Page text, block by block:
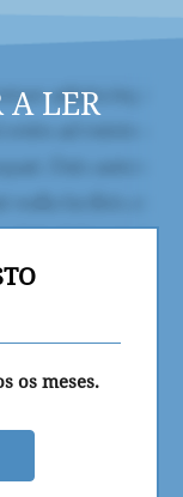
A LER
os meses.